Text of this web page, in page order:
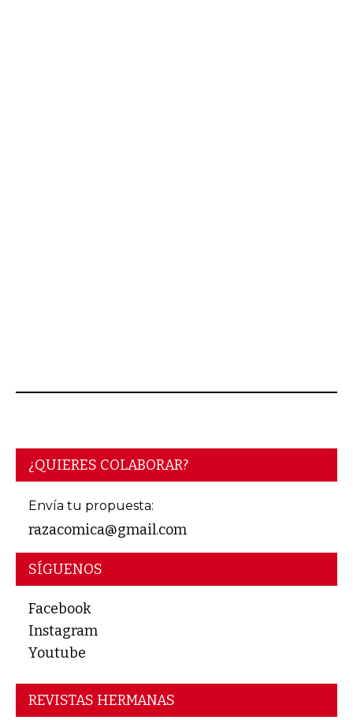
¿QUIERES COLABORAR?
Envía tu propuesta:
razacomica@gmail.com
SÍGUENOS
Facebook
Instagram
Youtube
REVISTAS HERMANAS